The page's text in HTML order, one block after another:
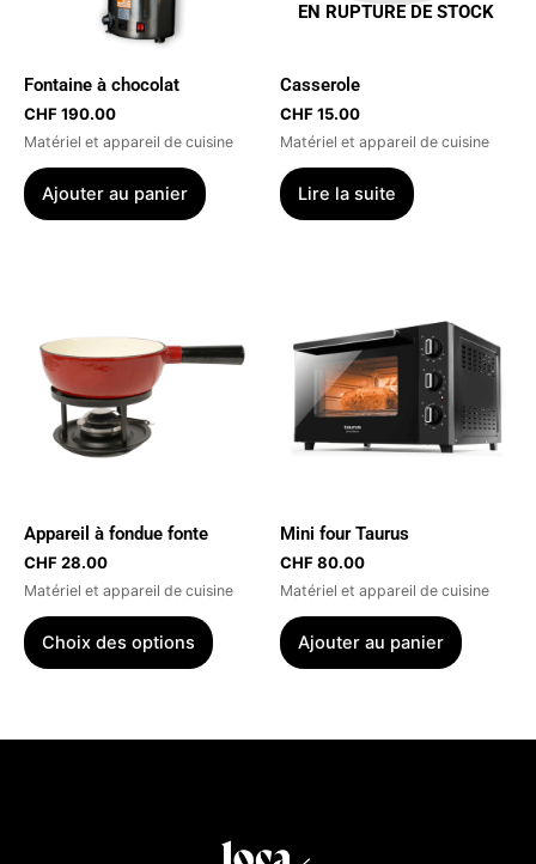
Fontaine à chocolat
CHF190.00
Matériel et appareil de cuisine
Ajouter au panier
EN RUPTURE DE STOCK
Casserole
CHF15.00
Matériel et appareil de cuisine
Lire la suite
Appareil à fondue fonte
CHF28.00
Matériel et appareil de cuisine
Choix des options
a
plusieurs
la
page
du
Mini four Taurus
CHF80.00
Matériel et appareil de cuisine
Ajouter au panier